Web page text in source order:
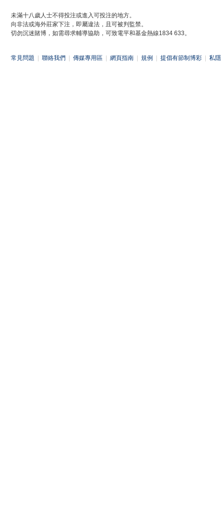
未滿十八歲人士不得投注或進入可投注的地方。
向非法或海外莊家下注，即屬違法，且可被判監禁。
切勿沉迷賭博，如需尋求輔導協助，可致電平和基金熱線1834 633。
常見問題 聯絡我們 傳媒專用區 網頁指南 規例 提倡有節制博彩 私